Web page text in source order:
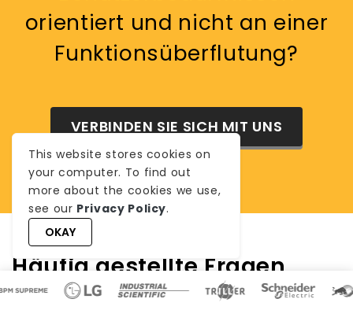
orientiert und nicht an einer
Funktionsüberflutung?
VERBINDEN SIE SICH MIT UNS
Häufig gestellte Fragen
This website stores cookies on
your computer. To find out
more about the cookies we use,
see our Privacy Policy.
OKAY